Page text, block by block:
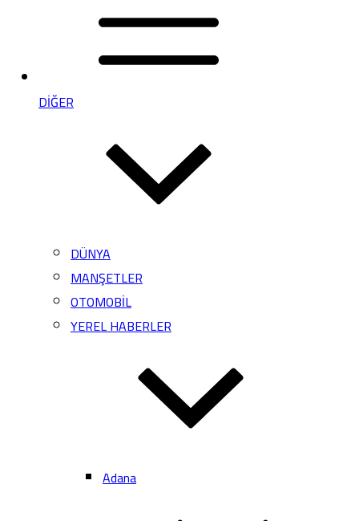
DİĞER
DÜNYA
MANŞETLER
OTOMOBİL
YEREL HABERLER
Adana